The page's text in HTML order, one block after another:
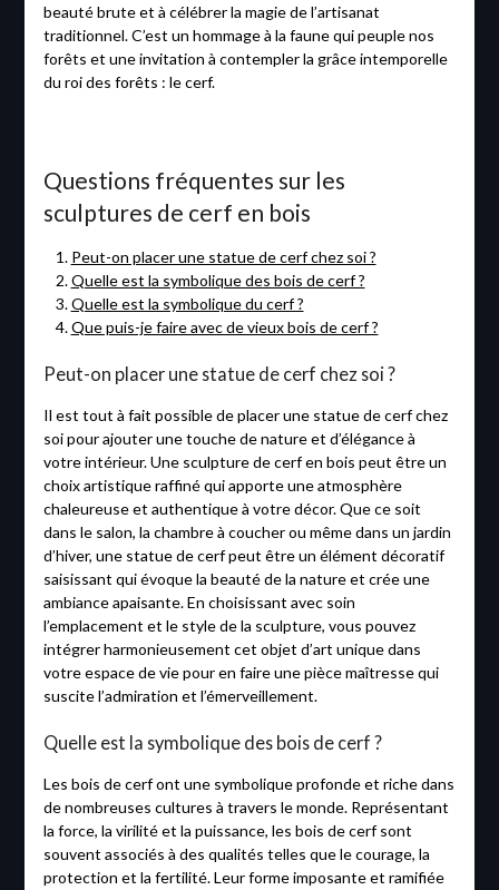
beauté brute et à célébrer la magie de l’artisanat
traditionnel. C’est un hommage à la faune qui peuple nos
forêts et une invitation à contempler la grâce intemporelle
du roi des forêts : le cerf.
Questions fréquentes sur les
sculptures de cerf en bois
Peut-on placer une statue de cerf chez soi ?
Quelle est la symbolique des bois de cerf ?
Quelle est la symbolique du cerf ?
Que puis-je faire avec de vieux bois de cerf ?
Peut-on placer une statue de cerf chez soi ?
Il est tout à fait possible de placer une statue de cerf chez
soi pour ajouter une touche de nature et d’élégance à
votre intérieur. Une sculpture de cerf en bois peut être un
choix artistique raffiné qui apporte une atmosphère
chaleureuse et authentique à votre décor. Que ce soit
dans le salon, la chambre à coucher ou même dans un jardin
d’hiver, une statue de cerf peut être un élément décoratif
saisissant qui évoque la beauté de la nature et crée une
ambiance apaisante. En choisissant avec soin
l’emplacement et le style de la sculpture, vous pouvez
intégrer harmonieusement cet objet d’art unique dans
votre espace de vie pour en faire une pièce maîtresse qui
suscite l’admiration et l’émerveillement.
Quelle est la symbolique des bois de cerf ?
Les bois de cerf ont une symbolique profonde et riche dans
de nombreuses cultures à travers le monde. Représentant
la force, la virilité et la puissance, les bois de cerf sont
souvent associés à des qualités telles que le courage, la
protection et la fertilité. Leur forme imposante et ramifiée